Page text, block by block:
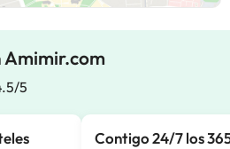
Amimir.com
5
Contigo 24/7 los